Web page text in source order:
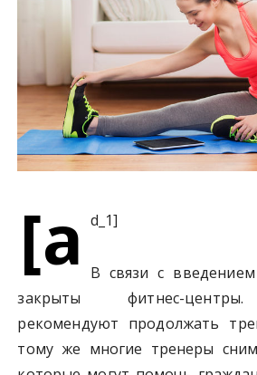
[a d_1]
В связи с
закрыты фитнес-
рекомендуют продолжать
тому же многие тренеры